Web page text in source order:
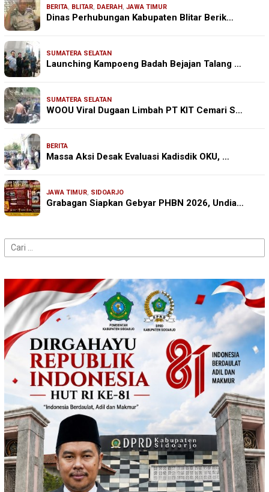
BERITA, BLITAR, DAERAH , JAWA TIMUR
Dinas Perhubungan Kabupaten Blitar Berik…
SUMATERA SELATAN
Launching Kampoeng Badah Bejajan Talang …
SUMATERA SELATAN
WOOU Viral Dugaan Limbah PT KIT Cemari S…
BERITA
Massa Aksi Desak Evaluasi Kadisdik OKU, …
JAWA TIMUR, SIDOARJO
Grabagan Siapkan Gebyar PHBN 2026, Undia…
Cari
untuk: